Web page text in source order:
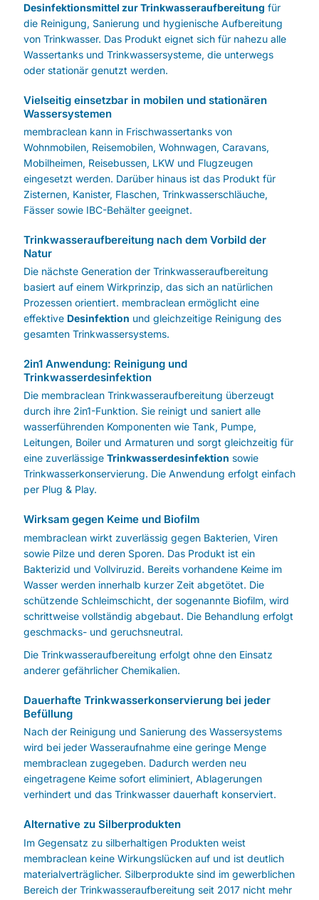
Desinfektionsmittel zur Trinkwasseraufbereitung für
die Reinigung, Sanierung und hygienische Aufbereitung
von Trinkwasser. Das Produkt eignet sich für nahezu alle
Wassertanks und Trinkwassersysteme, die unterwegs
oder stationär genutzt werden.
Vielseitig einsetzbar in mobilen und stationären
Wassersystemen
membraclean kann in Frischwassertanks von
Wohnmobilen, Reisemobilen, Wohnwagen, Caravans,
Mobilheimen, Reisebussen, LKW und Flugzeugen
eingesetzt werden. Darüber hinaus ist das Produkt für
Zisternen, Kanister, Flaschen, Trinkwasserschläuche,
Fässer sowie IBC-Behälter geeignet.
Trinkwasseraufbereitung nach dem Vorbild der
Natur
Die nächste Generation der Trinkwasseraufbereitung
basiert auf einem Wirkprinzip, das sich an natürlichen
Prozessen orientiert. membraclean ermöglicht eine
effektive Desinfektion und gleichzeitige Reinigung des
gesamten Trinkwassersystems.
2in1 Anwendung: Reinigung und
Trinkwasserdesinfektion
Die membraclean Trinkwasseraufbereitung überzeugt
durch ihre 2in1-Funktion. Sie reinigt und saniert alle
wasserführenden Komponenten wie Tank, Pumpe,
Leitungen, Boiler und Armaturen und sorgt gleichzeitig für
eine zuverlässige Trinkwasserdesinfektion sowie
Trinkwasserkonservierung. Die Anwendung erfolgt einfach
per Plug & Play.
Wirksam gegen Keime und Biofilm
membraclean wirkt zuverlässig gegen Bakterien, Viren
sowie Pilze und deren Sporen. Das Produkt ist ein
Bakterizid und Vollviruzid. Bereits vorhandene Keime im
Wasser werden innerhalb kurzer Zeit abgetötet. Die
schützende Schleimschicht, der sogenannte Biofilm, wird
schrittweise vollständig abgebaut. Die Behandlung erfolgt
geschmacks- und geruchsneutral.
Die Trinkwasseraufbereitung erfolgt ohne den Einsatz
anderer gefährlicher Chemikalien.
Dauerhafte Trinkwasserkonservierung bei jeder
Befüllung
Nach der Reinigung und Sanierung des Wassersystems
wird bei jeder Wasseraufnahme eine geringe Menge
membraclean zugegeben. Dadurch werden neu
eingetragene Keime sofort eliminiert, Ablagerungen
verhindert und das Trinkwasser dauerhaft konserviert.
Alternative zu Silberprodukten
Im Gegensatz zu silberhaltigen Produkten weist
membraclean keine Wirkungslücken auf und ist deutlich
materialverträglicher. Silberprodukte sind im gewerblichen
Bereich der Trinkwasseraufbereitung seit 2017 nicht mehr